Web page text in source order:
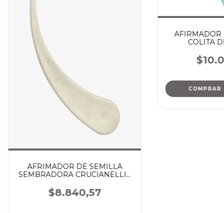
AFRIMADOR DE SEMILLA
SEMBRADORA CRUCIANELLI /
$8.840,57
AFIRMADOR
COLITA